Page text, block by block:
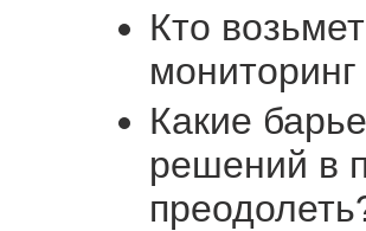
Кто
Какие
решений в